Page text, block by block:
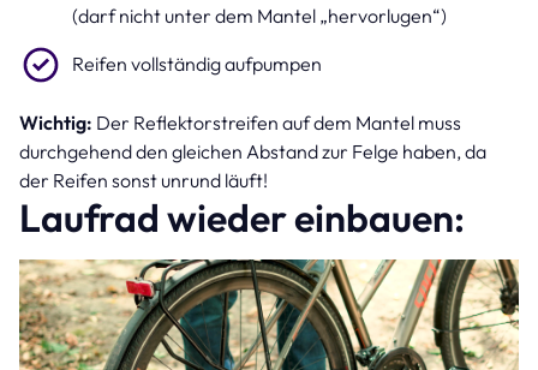
(darf nicht unter dem Mantel „hervorlugen“)
Reifen vollständig aufpumpen
Wichtig: Der Reflektorstreifen auf dem Mantel muss
durchgehend den gleichen Abstand zur Felge haben, da
der Reifen sonst unrund läuft!
Laufrad wieder einbauen: